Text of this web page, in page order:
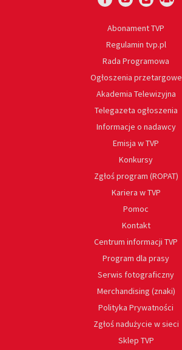
Abonament TVP
Regulamin tvp.pl
Rada Programowa
Ogłoszenia przetargowe
Akademia Telewizyjna
Telegazeta ogłoszenia
Informacje o nadawcy
Emisja w TVP
Konkursy
Zgłoś program (ROPAT)
Kariera w TVP
Pomoc
Kontakt
Centrum informacji TVP
Program dla prasy
Serwis fotograficzny
Merchandising (znaki)
Polityka Prywatności
Zgłoś nadużycie w sieci
Sklep TVP